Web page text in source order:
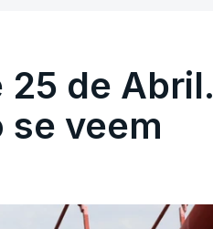
25 de Abril.
veem